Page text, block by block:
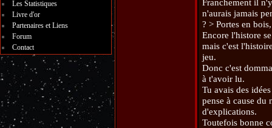
Les Statistiques
Livre d'or
Partenaires et Liens
Forum
Contact
Franchement il
n'aurais jamais
? > Portes en
Encore l'histore
mais c'est
jeu.
Donc c'est
à t'avoir lu.
Tu avais des
pense à cause du
d'explications.
Toutefois bonne